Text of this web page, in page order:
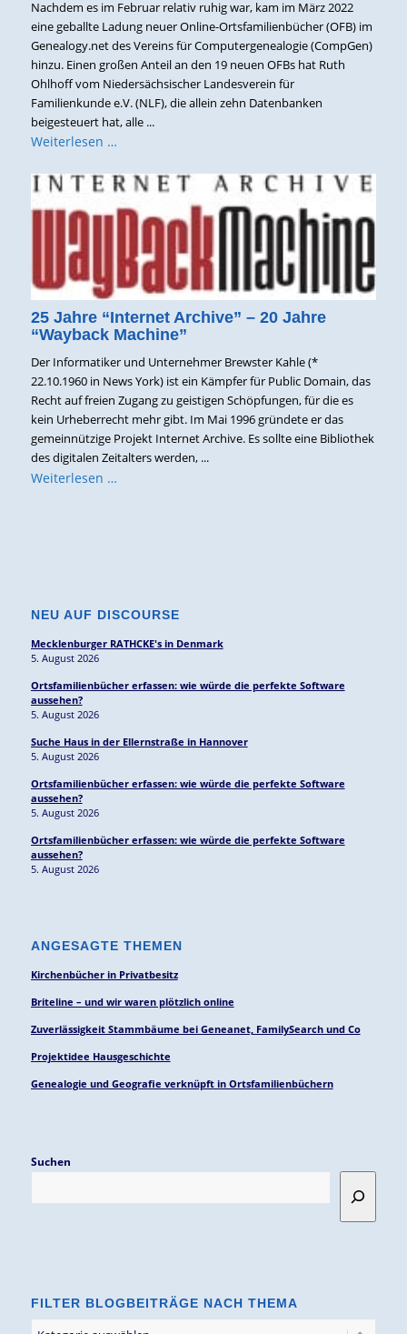
Nachdem es im Februar relativ ruhig war, kam im März 2022
eine geballte Ladung neuer Online-Ortsfamilienbücher (OFB) im
Genealogy.net des Vereins für Computergenealogie (CompGen)
hinzu. Einen großen Anteil an den 19 neuen OFBs hat Ruth
Ohlhoff vom Niedersächsischer Landesverein für
Familienkunde e.V. (NLF), die allein zehn Datenbanken
beigesteuert hat, alle ...
Weiterlesen …
25 Jahre “Internet Archive” – 20 Jahre
“Wayback Machine”
Der Informatiker und Unternehmer Brewster Kahle (*
22.10.1960 in News York) ist ein Kämpfer für Public Domain, das
Recht auf freien Zugang zu geistigen Schöpfungen, für die es
kein Urheberrecht mehr gibt. Im Mai 1996 gründete er das
gemeinnützige Projekt Internet Archive. Es sollte eine Bibliothek
des digitalen Zeitalters werden, ...
Weiterlesen …
NEU AUF DISCOURSE
Mecklenburger RATHCKE's in Denmark
5. August 2026
Ortsfamilienbücher erfassen: wie würde die perfekte Software
aussehen?
5. August 2026
Suche Haus in der Ellernstraße in Hannover
5. August 2026
Ortsfamilienbücher erfassen: wie würde die perfekte Software
aussehen?
5. August 2026
Ortsfamilienbücher erfassen: wie würde die perfekte Software
aussehen?
5. August 2026
ANGESAGTE THEMEN
Kirchenbücher in Privatbesitz
Briteline – und wir waren plötzlich online
Zuverlässigkeit Stammbäume bei Geneanet, FamilySearch und Co
Projektidee Hausgeschichte
Genealogie und Geografie verknüpft in Ortsfamilienbüchern
Suchen
FILTER BLOGBEITRÄGE NACH THEMA